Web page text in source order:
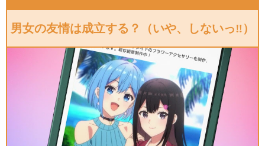
男女の友情は成立する？（いや、しないっ‼）